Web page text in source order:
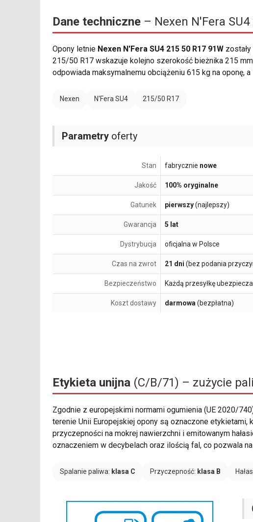
Dane techniczne – Nexen N'Fera
Opony letnie Nexen N'Fera SU4 215 50 R17 91W
215/50 R17 wskazuje kolejno szerokość bieżnika 215
odpowiada maksymalnemu obciążeniu 615 kg na oponę,
Nexen N'Fera SU4 215/50 R17
Parametry oferty
Stan fabrycznie nowe
Jakość 100% oryginalne
Gatunek pierwszy(najlepszy)
Gwarancja 5 lat
Dystrybucja oficjalna w Polsce
Czas na zwrot 21 dni (bez podania
Bezpieczeństwo Każdą przesyłkę
Koszt dostawy darmowa(bezpłatna)
Etykieta unijna (C/B/71) – zużycie
Zgodnie z europejskimi normami ogumienia (UE 2020/
terenie Unii Europejskiej opony są oznaczone
przyczepności na mokrej nawierzchni i emitowanym
oznaczeniem w decybelach oraz ilością fal, co pozwala
Spalanie paliwa: klasa C Przyczepność: klasa B